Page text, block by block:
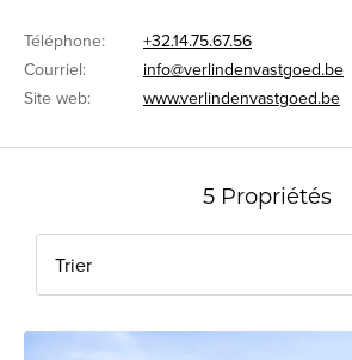
Téléphone:
+32.14.75.67.56
Courriel:
info@verlindenvastgoed.be
Site web:
www.verlindenvastgoed.be
5 Propriétés
Trier